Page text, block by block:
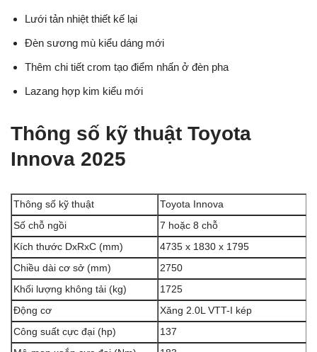
Lưới tản nhiệt thiết kế lại
Đèn sương mù kiểu dáng mới
Thêm chi tiết crom tạo điểm nhấn ở đèn pha
Lazang hợp kim kiểu mới
Thông số kỹ thuật Toyota
Innova 2025
Thông số kỹ thuật
Toyota Innova
Số chỗ ngồi
7 hoặc 8 chỗ
Kích thước DxRxC (mm)
4735 x 1830 x 1795
Chiều dài cơ sở (mm)
2750
Khối lượng không tải (kg)
1725
Động cơ
Xăng 2.0L VTT-I kép
Công suất cực đại (hp)
137